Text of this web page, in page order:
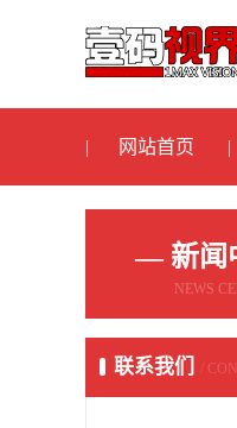
网站首页
— 新闻
NEWS
联系我们 /